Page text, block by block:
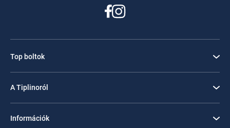
Top boltok
A Tiplinoról
Információk